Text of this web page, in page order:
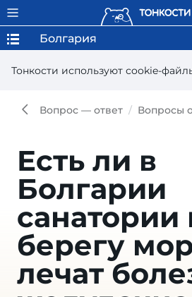
Тонкости используют сookie-
Болгария
Вопрос — ответ Вопросы
Есть ли в
Болгарии
санатории
берегу
лечат